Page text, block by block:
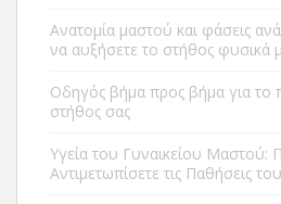
Ανατομία μαστού και φάσεις
να αυξήσετε το στήθος φυσικά
Οδηγός βήμα προς βήμα για το
στήθος σας
Υγεία του Γυναικείου Μαστού:
Αντιμετωπίσετε τις Παθήσεις